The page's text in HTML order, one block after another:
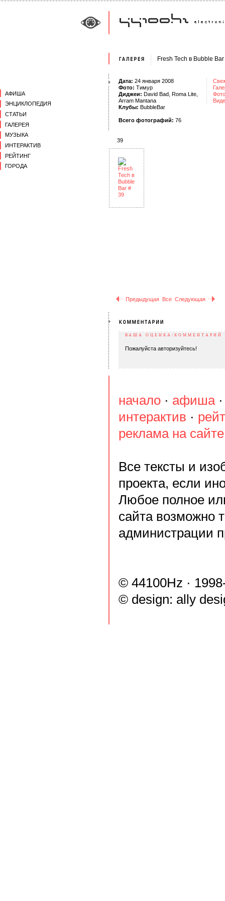
АФИША
ЭНЦИКЛОПЕДИЯ
СТАТЬИ
ГАЛЕРЕЯ
МУЗЫКА
ИНТЕРАКТИВ
РЕЙТИНГ
ГОРОДА
Fresh Tech в Bubble Bar
Дата: 24 января 2008
Фото: Тимур
Диджеи: David Bad Roma Lite
Arram Mantana
Клубы: BubbleBar
Всего фотографий: 76
39
Предыдущая Все Следующая
ВАША ОЦЕНКА/КОММЕНТАРИЙ
Пожалуйста авторизуйтесь!
начало · афиша
интерактив ·
реклама на сайте
Все тексты и
проекта, если
Любое полное
сайта возможно
администрации
© 44100Hz ·
© design: ally